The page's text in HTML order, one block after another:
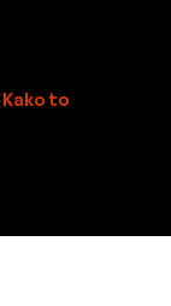
Kako to